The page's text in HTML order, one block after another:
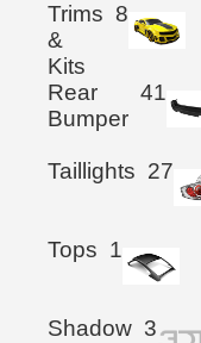
Trims
&
Kits
8
Rear
Bumper
41
Taillights 27
Tops 1
Shadow 3